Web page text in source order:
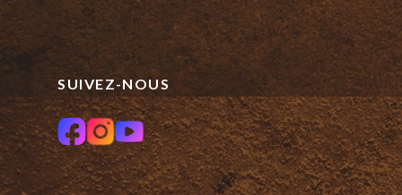
SUIVEZ-NOUS